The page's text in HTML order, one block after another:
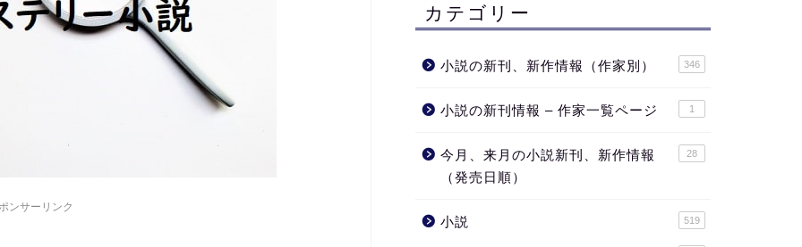
ンサーリンク
カテゴリー
小説の新刊、新作情報（作家別） 346
小説の新刊情報 – 作家一覧ページ 1
今月、来月の小説新刊、新作情報
（発売日順）
28
小説 519